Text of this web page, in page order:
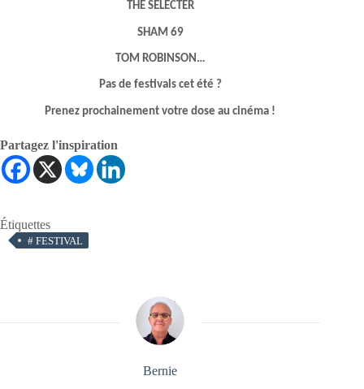
THE SELECTER
SHAM 69
TOM ROBINSON…
Pas de festivals cet été ?
Prenez prochainement votre dose au cinéma !
Partagez l'inspiration
Étiquettes
# FESTIVAL
Bernie